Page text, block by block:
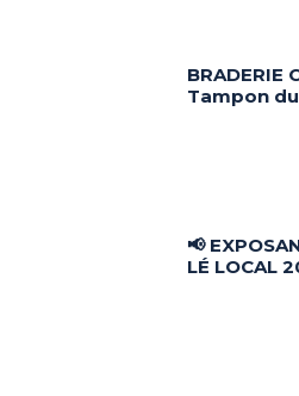
BRADERIE
Tampon
📢
LÉ LOCAL